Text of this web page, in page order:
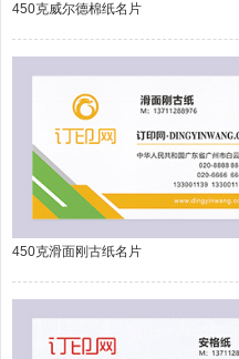
450克威尔德棉纸名片
450克滑面刚古纸名片